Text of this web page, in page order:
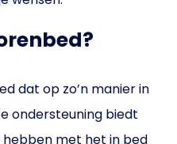
dat op zo’n manier in
ondersteuning biedt
met het in bed